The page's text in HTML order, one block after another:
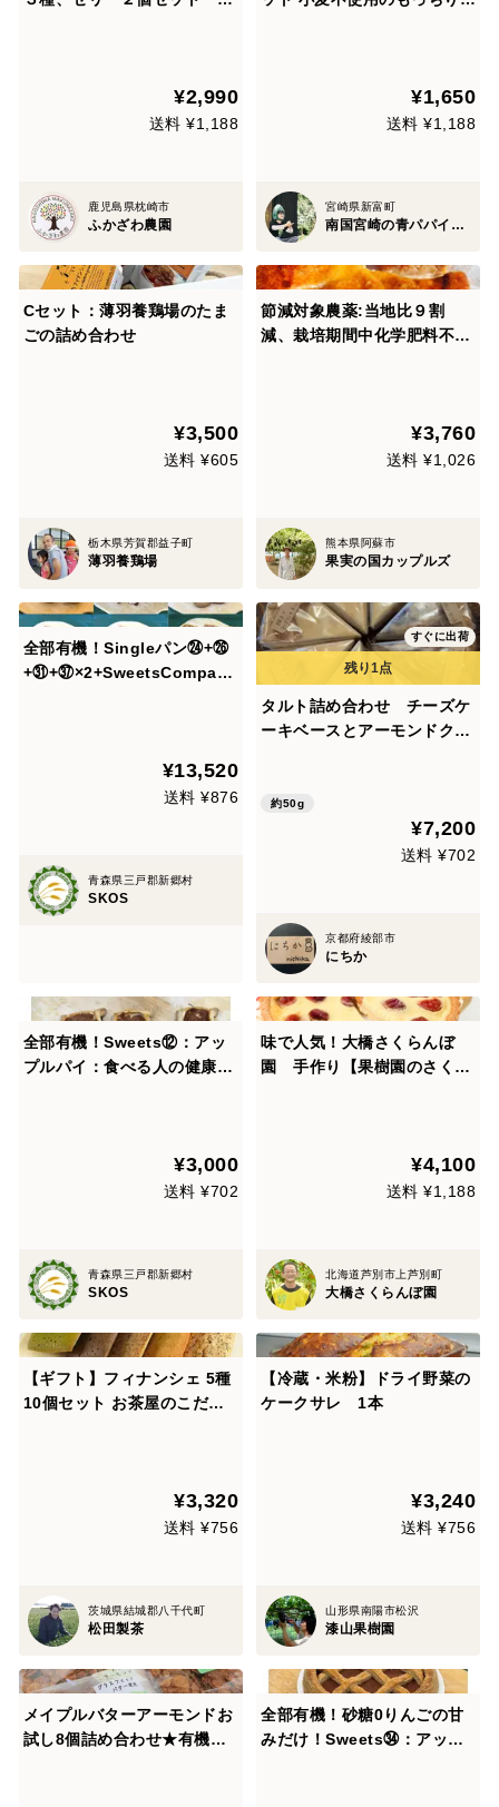
¥2,990
送料 ¥1,188
鹿児島県枕崎市
ふかざわ農園
¥1,650
送料 ¥1,188
宮崎県新富町
南国宮崎の青パパイヤ専門店 パパイア王子
Cセット：薄羽養鶏場のたま
ごの詰め合わせ
¥3,500
送料 ¥605
栃木県芳賀郡益子町
薄羽養鶏場
節減対象農薬:当地比９割
減、栽培期間中化学肥料不使
¥3,760
送料 ¥1,026
熊本県阿蘇市
果実の国カップルズ
全部有機！Singleパン㉔+㉖
+㉛+㊲×2+SweetsCompar
¥13,520
送料 ¥876
青森県三戸郡新郷村
SKOS
すぐに出荷
タルト詰め合わせ チーズケ
ーキベースとアーモンドクリ
約50g
¥7,200
送料 ¥702
京都府綾部市
にちか
全部有機！Sweets⑫：アッ
プルパイ：食べる人の健康を
¥3,000
送料 ¥702
青森県三戸郡新郷村
SKOS
味で人気！大橋さくらんぼ
園 手作り【果樹園のさくら
¥4,100
送料 ¥1,188
北海道芦別市上芦別町
大橋さくらんぼ園
【ギフト】フィナンシェ 5種
10個セット お茶屋のこだわ
城 猿島茶 ブラックアーチ農
¥3,320
送料 ¥756
茨城県結城郡八千代町
松田製茶
【冷蔵・米粉】ドライ野菜の
ケークサレ 1本
¥3,240
送料 ¥756
山形県南陽市松沢
漆山果樹園
メイプルバターアーモンドお
試し8個詰め合わせ★有機メ
全部有機！砂糖0りんごの甘
みだけ！Sweets㉞：アップ